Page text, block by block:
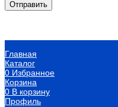
Главная
Каталог
0 Избранное
Корзина
0 В корзину
Профиль